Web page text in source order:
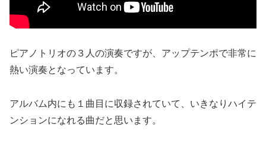
ピアノトリオの３人の演奏ですが、アップテンポで非常に
熱い演奏となっています。
アルバム内にも１曲目に収録されていて、いきなりハイテ
ンションになれる曲だと思います。